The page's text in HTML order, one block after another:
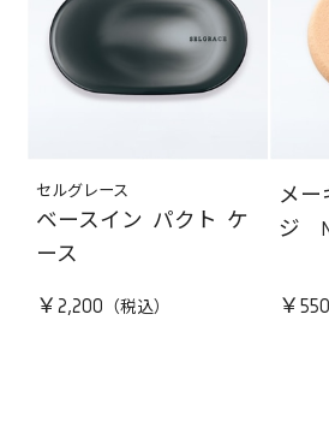
セルグレース
ベースイン パクト ケ
ース
￥2,200
メー
ジ
￥550